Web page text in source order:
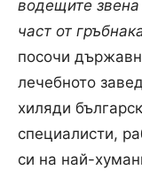
водещите звена
част от
посочи
лечебното
хиляди
специалисти,
си на най-